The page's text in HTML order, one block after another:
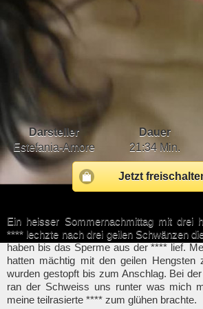
Darsteller Dauer
Estefania-Amore
21:34 Min.
Jetzt
Ein heisser Sommernachmittag mit drei
**** lechzte nach drei geilen Schwänzen
haben bis das Sperme aus der **** lief.
hatten mächtig mit den geilen Hengsten
wurden gestopft bis zum Anschlag. Bei
ran der Schweiss uns runter was mich
meine teilrasierte **** zum glühen brachte.